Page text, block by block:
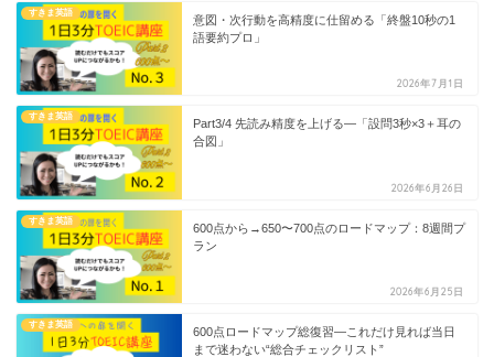
すきま英語
意図・次行動を高精度に仕留める「終盤10秒の1
語要約プロ」
2026年7月1日
すきま英語
Part3/4 先読み精度を上げる—「設問3秒×3＋耳の
合図」
2026年6月26日
すきま英語
600点から→650〜700点のロードマップ：8週間プ
ラン
2026年6月25日
すきま英語
600点ロードマップ総復習—これだけ見れば当日
まで迷わない“総合チェックリスト”